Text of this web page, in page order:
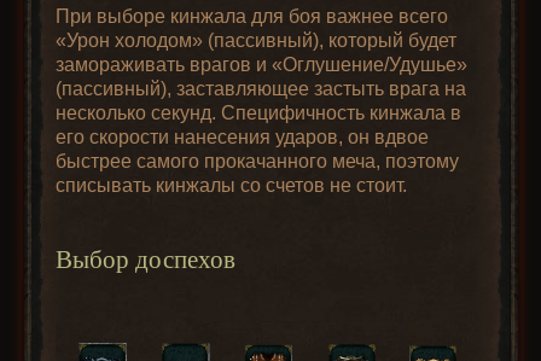
При выборе кинжала для боя важнее всего
«Урон холодом» (пассивный), который будет
замораживать врагов и «Оглушение/Удушье»
(пассивный), заставляющее застыть врага на
несколько секунд. Специфичность кинжала в
его скорости нанесения ударов, он вдвое
быстрее самого прокачанного меча, поэтому
списывать кинжалы со счетов не стоит.
Выбор доспехов